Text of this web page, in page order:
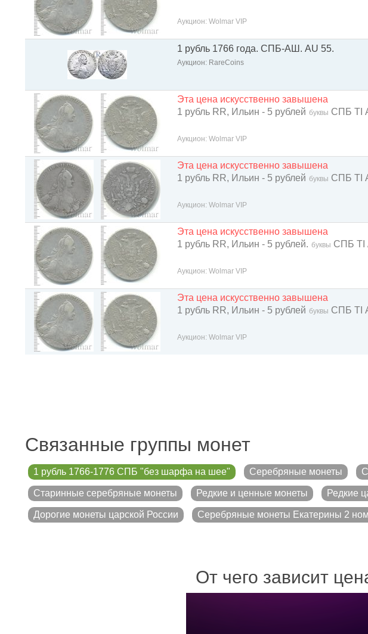
Аукцион: Wolmar VIP
1 рубль 1766 года. СПБ-АШ. AU 55.
Аукцион: RareCoins
Эта цена искусственно завышена
1 рубль RR, Ильин - 5 рублей буквы СПБ TI
Аукцион: Wolmar VIP
Эта цена искусственно завышена
1 рубль RR, Ильин - 5 рублей буквы СПБ TI
Аукцион: Wolmar VIP
Эта цена искусственно завышена
1 рубль RR, Ильин - 5 рублей. буквы СПБ TI
Аукцион: Wolmar VIP
Эта цена искусственно завышена
1 рубль RR, Ильин - 5 рублей буквы СПБ TI
Аукцион: Wolmar VIP
Связанные группы монет
1 рубль 1766-1776 СПБ "без шарфа на шее" Серебряные монеты
Старинные серебряные монеты Редкие и ценные монеты Редкие
Дорогие монеты царской России Серебряные монеты Екатерины 2
От чего зависит